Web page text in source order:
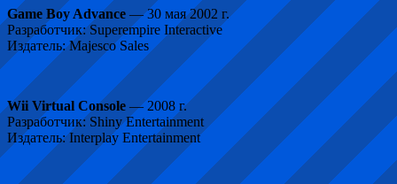
Game Boy Advance — 30 мая 2002 г.
Разработчик: Superempire Interactive
Издатель: Majesco Sales
Wii Virtual Console — 2008 г.
Разработчик: Shiny Entertainment
Издатель: Interplay Entertainment